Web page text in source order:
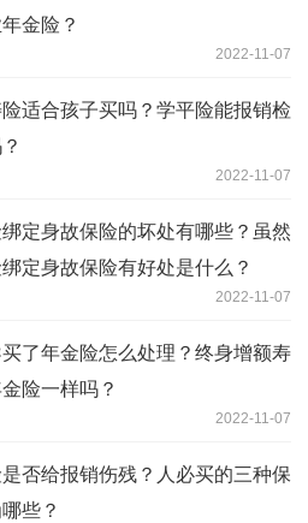
金险？
2022-11-07
适合孩子买吗？学平险能报销检
2022-11-07
定身故保险的坏处有哪些？虽然
定身故保险有好处是什么？
2022-11-07
了年金险怎么处理？终身增额寿
险一样吗？
2022-11-07
否给报销伤残？人必买的三种保
些？